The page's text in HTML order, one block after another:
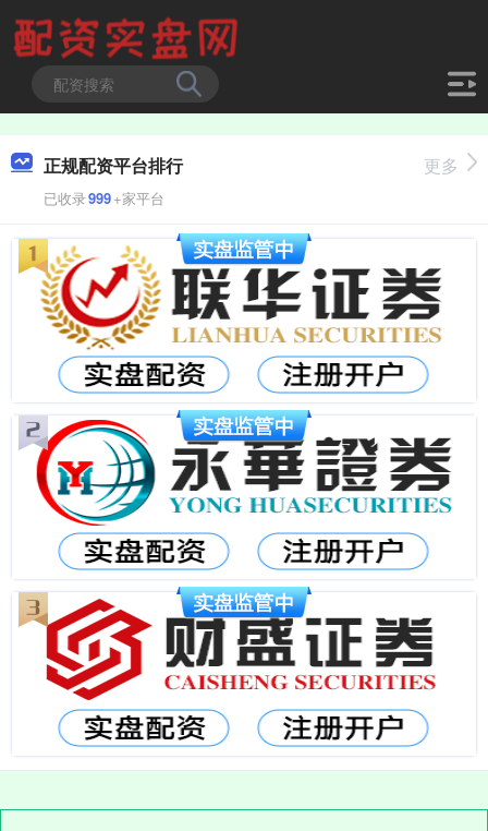
正规配资平台排行
已收录999+家平台
更多